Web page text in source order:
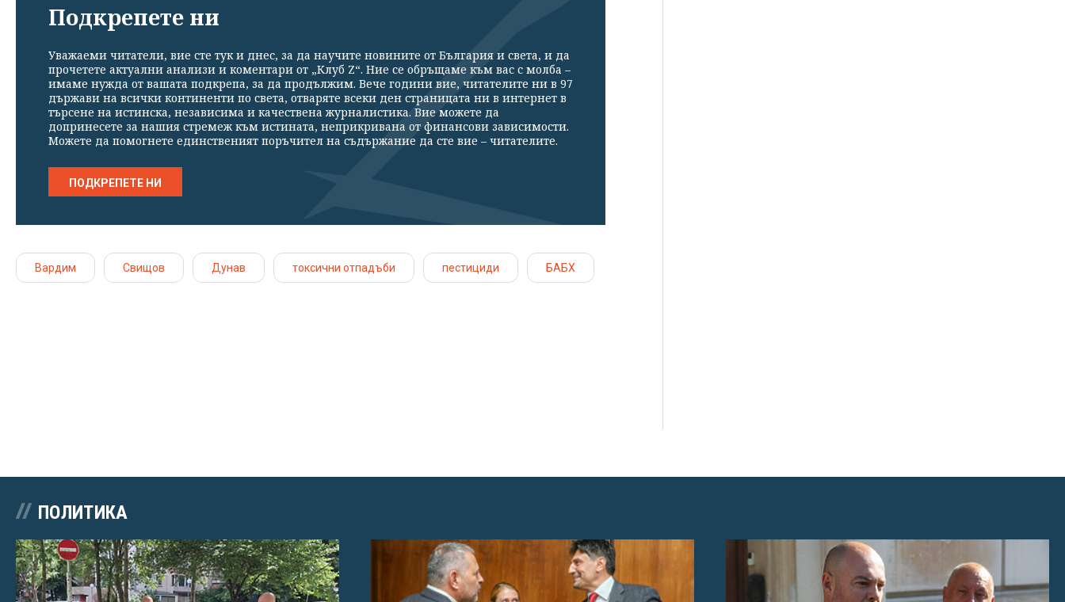
Подкрепете ни
Уважаеми читатели, вие сте тук и днес, за да научите новините от България и света, и да
прочетете актуални анализи и коментари от „Клуб Z“. Ние се обръщаме към вас с молба –
имаме нужда от вашата подкрепа, за да продължим. Вече години вие, читателите ни в 97
държави на всички континенти по света, отваряте всеки ден страницата ни в интернет в
търсене на истинска, независима и качествена журналистика. Вие можете да
допринесете за нашия стремеж към истината, неприкривана от финансови зависимости.
Можете да помогнете единственият поръчител на съдържание да сте вие – читателите.
ПОДКРЕПЕТЕ НИ
Вардим Свищов Дунав токсични отпадъби пестициди БАБХ
ПОЛИТИКА